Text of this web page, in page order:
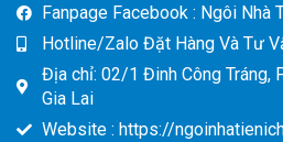
Fanpage Facebook : Ngôi Nhà
Hotline/Zalo Đặt Hàng Và Tư
Địa chỉ: 02/1 Đinh Công Tráng,
Gia Lai
Website : https://